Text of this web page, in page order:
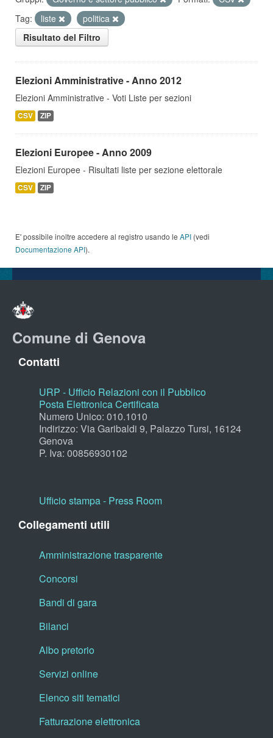
Tag:
liste
politica
Risultato del Filtro
Elezioni Amministrative - Anno 2012
Elezioni Amministrative - Voti Liste per sezioni
CSV ZIP
Elezioni Europee - Anno 2009
Elezioni Europee - Risultati liste per sezione elettorale
CSV ZIP
E' possibile inoltre accedere al registro usando le API (vedi
Documentazione API).
Comune di Genova
Contatti
URP - Ufficio Relazioni con il Pubblico
Posta Elettronica Certificata
Numero Unico: 010.1010
Indirizzo: Via Garibaldi 9, Palazzo Tursi, 16124
Genova
P. Iva: 00856930102
Ufficio stampa - Press Room
Collegamenti utili
Amministrazione trasparente
Concorsi
Bandi di gara
Bilanci
Albo pretorio
Servizi online
Elenco siti tematici
Fatturazione elettronica